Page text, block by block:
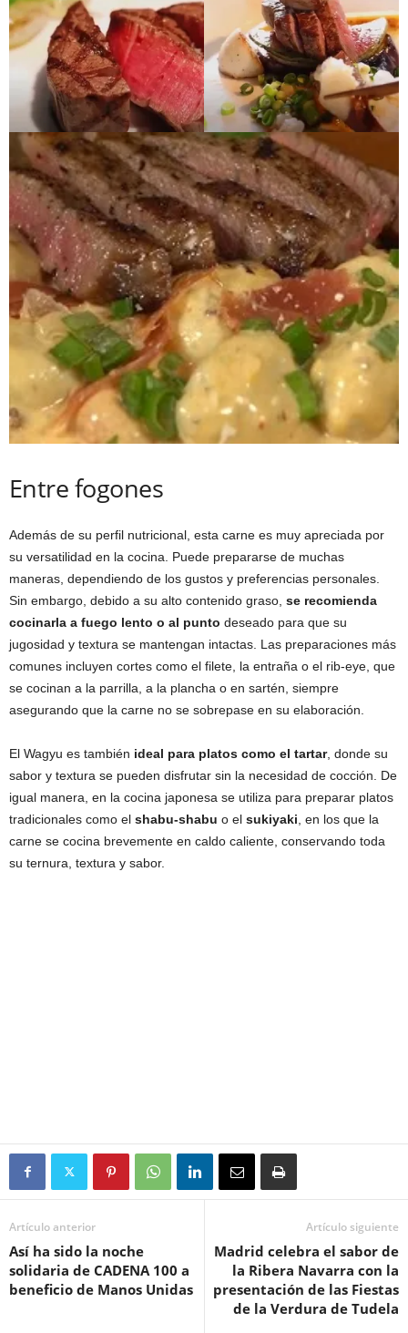
Entre fogones
Además de su perfil nutricional, esta carne es muy apreciada por
su versatilidad en la cocina. Puede prepararse de muchas
maneras, dependiendo de los gustos y preferencias personales.
Sin embargo, debido a su alto contenido graso, se recomienda
cocinarla a fuego lento o al punto deseado para que su
jugosidad y textura se mantengan intactas. Las preparaciones más
comunes incluyen cortes como el filete, la entraña o el rib-eye, que
se cocinan a la parrilla, a la plancha o en sartén, siempre
asegurando que la carne no se sobrepase en su elaboración.
El Wagyu es también ideal para platos como el tartar, donde su
sabor y textura se pueden disfrutar sin la necesidad de cocción. De
igual manera, en la cocina japonesa se utiliza para preparar platos
tradicionales como el shabu-shabu o el sukiyaki, en los que la
carne se cocina brevemente en caldo caliente, conservando toda
su ternura, textura y sabor.
Artículo anterior
Así ha sido la noche
solidaria de CADENA 100 a
beneficio de Manos Unidas
Artículo siguiente
Madrid celebra el sabor de
la Ribera Navarra con la
presentación de las Fiestas
de la Verdura de Tudela